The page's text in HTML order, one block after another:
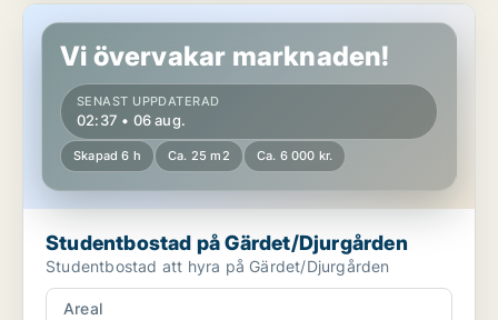
Studentbostad på Gärdet/Djurgården
Vi övervakar marknaden!
SENAST UPPDATERAD
02:37 • 06 aug.
Skapad 6 h Ca. 25 m2 Ca. 6 000 kr.
Studentbostad på Gärdet/Djurgården
Studentbostad att hyra på Gärdet/Djurgården
Areal